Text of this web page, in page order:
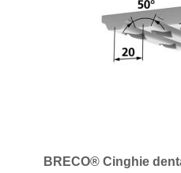
BRECO® Cinghie